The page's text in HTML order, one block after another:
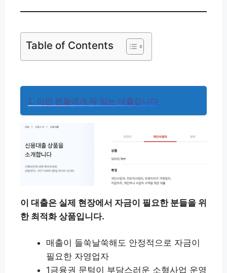
Table of Contents
1. 이런 분들에게 딱 맞는 대출입니다
이 대출은 실제 현장에서 자금이 필요한 분들을 위
한 최적화 상품입니다.
매출이 들쑥날쑥해도 안정적으로 자금이
필요한 자영업자
1금융권 문턱이 부담스러운 소형사업 운영